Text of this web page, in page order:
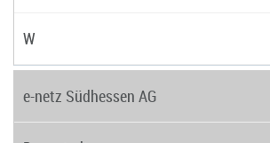
W
e-netz Südhessen AG